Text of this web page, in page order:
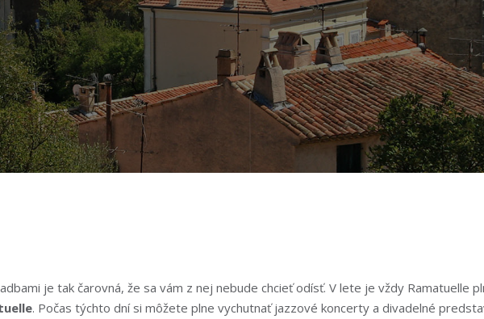
je tak čarovná, že sa vám z nej nebude chcieť odísť. V lete je vždy Ramatuelle
. Počas týchto dní si môžete plne vychutnať jazzové koncerty a divadelné